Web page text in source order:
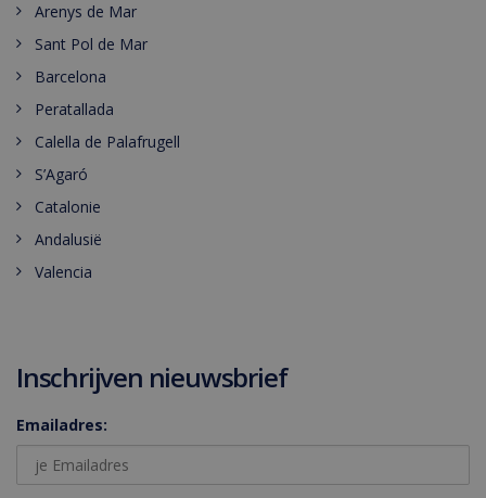
Arenys de Mar
Sant Pol de Mar
Barcelona
Peratallada
Calella de Palafrugell
S’Agaró
Catalonie
Andalusië
Valencia
Inschrijven nieuwsbrief
Emailadres: